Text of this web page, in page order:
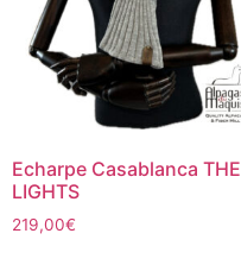
Echarpe Casablanca THE
LIGHTS
219,00€